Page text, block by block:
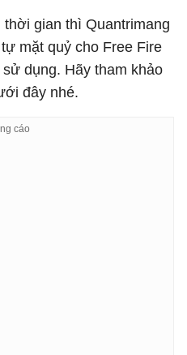
gian thì Quantrimang
mặt quỷ cho Free Fire
dụng. Hãy tham khảo
đây nhé.